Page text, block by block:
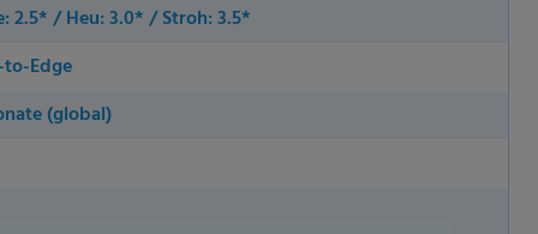
2.5* / Heu: 3.0* / Stroh: 3.5*
to-Edge
(global)